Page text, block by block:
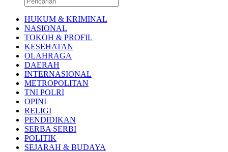
HUKUM & KRIMINAL
NASIONAL
TOKOH & PROFIL
KESEHATAN
OLAHRAGA
DAERAH
INTERNASIONAL
METROPOLITAN
TNI POLRI
OPINI
RELIGI
PENDIDIKAN
SERBA SERBI
POLITIK
SEJARAH & BUDAYA